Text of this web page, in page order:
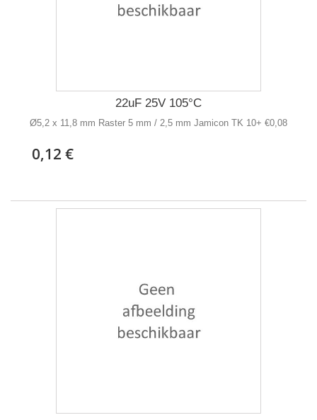
22uF 25V 105°C
Ø5,2 x 11,8 mm Raster 5 mm / 2,5 mm Jamicon TK 10+ €0,08
0,12 €